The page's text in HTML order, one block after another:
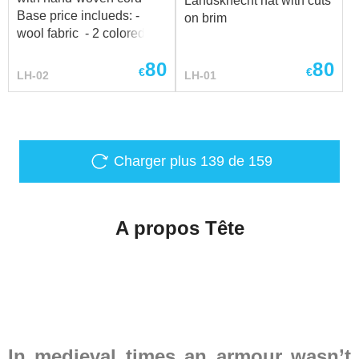
Renaissance. Découvrez
l’ensemble complet ici
Base price inclueds: -
wool fabric - 2 colored
LH-02 €80
on brim
LH-01 €80
Charger plus 139 de 159
A propos Tête